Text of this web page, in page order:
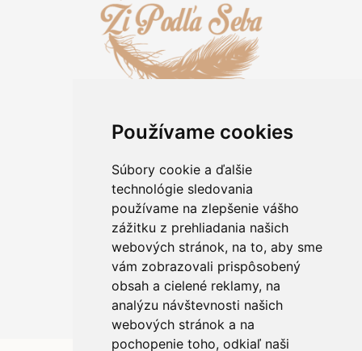
Používame cookies
Súbory cookie a ďalšie
technológie sledovania
používame na zlepšenie vášho
zážitku z prehliadania našich
webových stránok, na to, aby sme
vám zobrazovali prispôsobený
obsah a cielené reklamy, na
analýzu návštevnosti našich
webových stránok a na
pochopenie toho, odkiaľ naši
Informácie pre zákazníkov
Kontakt
O kameňoch
Rady a tipy
Obchodné podmienky
Ochrana osobných údajov
Informácie o použití cookies
Reklamácia/výmena tovaru
Odstúpiť od zmluvy